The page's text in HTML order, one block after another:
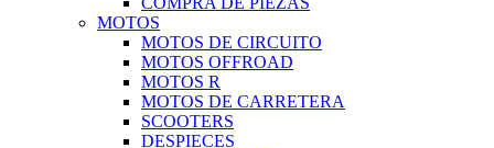
MOTOS
MOTOS DE CIRCUITO
MOTOS OFFROAD
MOTOS R
MOTOS DE CARRETERA
SCOOTERS
DESPIECES